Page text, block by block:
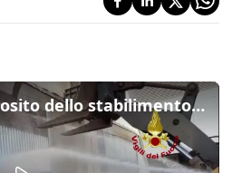
Fiamme in un deposito dello stabilimento: maxi incendio alla Fantoni di Osoppo